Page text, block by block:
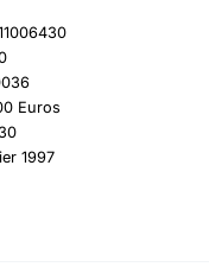
Euros
1997